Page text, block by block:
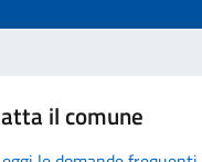
il comune